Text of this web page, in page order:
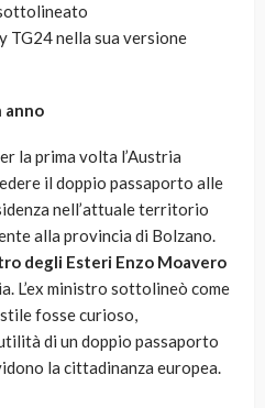
TG24 nella sua versione
anno
la prima volta l’Austria
il doppio passaporto alle
nell’attuale territorio
alla provincia di Bolzano.
degli Esteri Enzo Moavero
L’ex ministro sottolineò come
fosse curioso,
di un doppio passaporto
la cittadinanza europea.